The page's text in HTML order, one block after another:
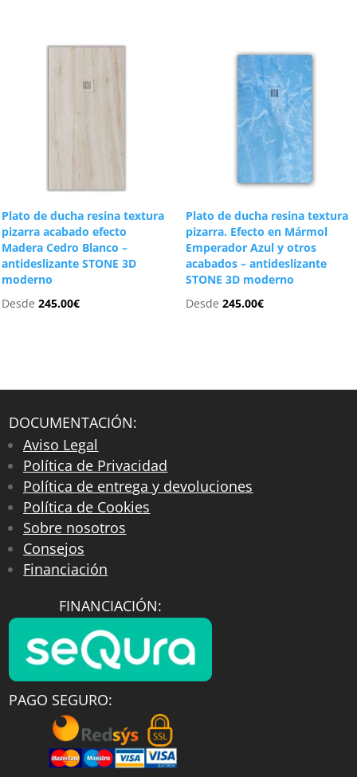
Plato de ducha resina textura
pizarra acabado efecto
Madera Cedro Blanco –
antideslizante STONE 3D
moderno
Desde245.00€
Plato de ducha resina textura
pizarra. Efecto en Mármol
Emperador Azul y otros
acabados – antideslizante
STONE 3D moderno
Desde 245.00€
DOCUMENTACIÓN:
Aviso Legal
Política de Privacidad
Política de entrega y devoluciones
Política de Cookies
Sobre nosotros
Consejos
Financiación
FINANCIACIÓN:
PAGO SEGURO: